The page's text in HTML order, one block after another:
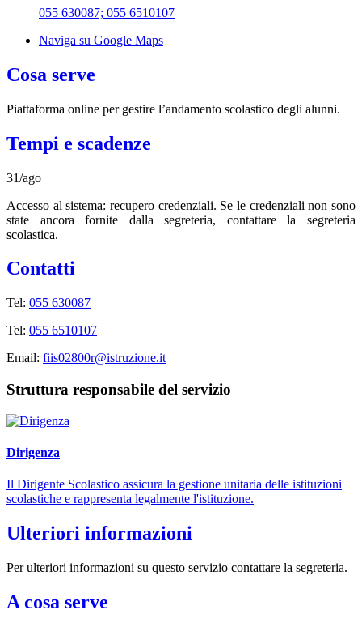
055 630087; 055 6510107
Naviga su Google Maps
Cosa serve
Piattaforma online per gestire l’andamento scolastico degli alunni.
Tempi e scadenze
31/ago
Accesso al sistema: recupero credenziali. Se le credenziali non sono
state ancora fornite dalla segreteria, contattare la segreteria
scolastica.
Contatti
Tel: 055 630087
Tel: 055 6510107
Email: fiis02800r@istruzione.it
Struttura responsabile del servizio
Dirigenza
Il Dirigente Scolastico assicura la gestione unitaria delle istituzioni
scolastiche e rappresenta legalmente l'istituzione.
Ulteriori informazioni
Per ulteriori informazioni su questo servizio contattare la segreteria.
A cosa serve